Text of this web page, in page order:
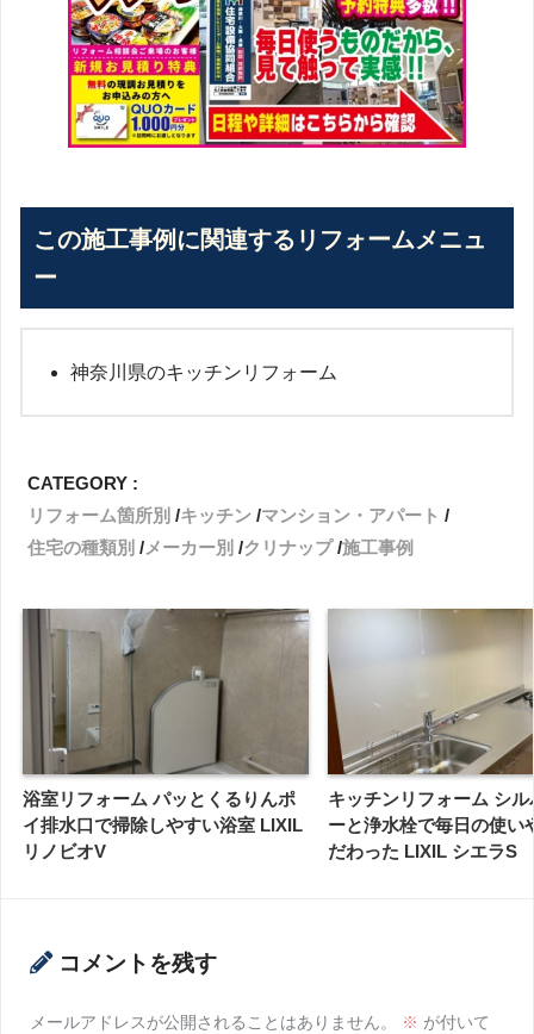
この施工事例に関連するリフォームメニュ
ー
神奈川県のキッチンリフォーム
CATEGORY :
リフォーム箇所別
キッチン マンション・アパート
住宅の種類別
メーカー別 クリナップ 施工事例
浴室リフォーム パッとくるりんポ
イ排水口で掃除しやすい浴室 LIXIL
リノビオV
キッチンリフォーム シ
ーと浄水栓で毎日の使い
だわった LIXIL シエラS
コメントを残す
メールアドレスが公開されることはありません。 ※ が付いて